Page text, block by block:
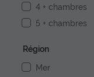
4 + chambres
5 + chambres
Région
Mer